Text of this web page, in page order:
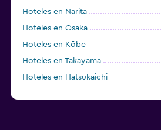
Hoteles en Narita
Hoteles en Osaka
Hoteles en Kōbe
Hoteles en Takayama
Hoteles en Hatsukaichi